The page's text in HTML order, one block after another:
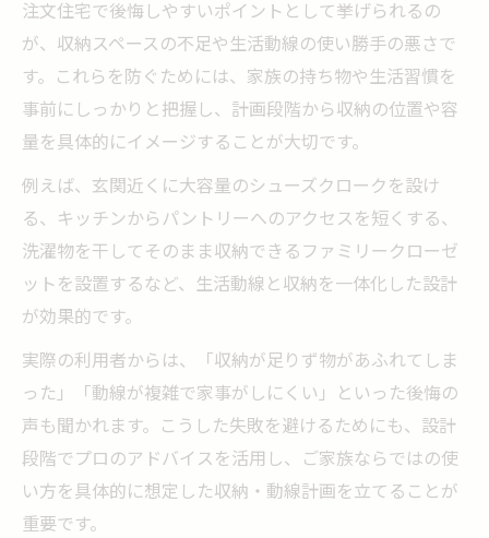
注文住宅で後悔しやすいポイントとして挙げられるの
が、収納スペースの不足や生活動線の使い勝手の悪さで
す。これらを防ぐためには、家族の持ち物や生活習慣を
事前にしっかりと把握し、計画段階から収納の位置や容
量を具体的にイメージすることが大切です。
例えば、玄関近くに大容量のシューズクロークを設け
る、キッチンからパントリーへのアクセスを短くする、
洗濯物を干してそのまま収納できるファミリークローゼ
ットを設置するなど、生活動線と収納を一体化した設計
が効果的です。
実際の利用者からは、「収納が足りず物があふれてしま
った」「動線が複雑で家事がしにくい」といった後悔の
声も聞かれます。こうした失敗を避けるためにも、設計
段階でプロのアドバイスを活用し、ご家族ならではの使
い方を具体的に想定した収納・動線計画を立てることが
重要です。